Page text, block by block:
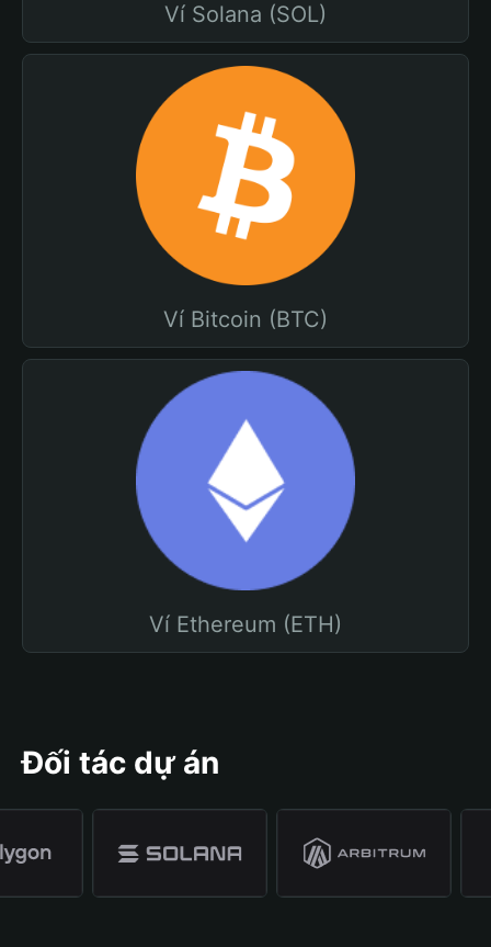
Ví Solana (SOL)
Ví Bitcoin (BTC)
Ví Ethereum (ETH)
Đối tác dự án